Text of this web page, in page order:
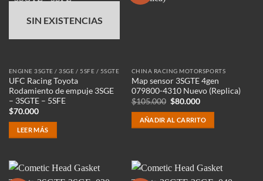
SIN EXISTENCIAS
ENGINE 3SGTE / 3SGE / 5SFE / 5SGTE
UFC Racing Toyota
Rodamiento de empuje 3SGE
– 3SGTE – 5SFE
$70.000
LEER MÁS
CHINA RACING MOTORSPORTS
Map sensor 3SGTE 4gen
079800-4310 Nuevo (Replica)
$105.000 El
original
era:
$105.000.
$80.000El
actual
es:
$80.000.
AÑADIR AL CARRITO